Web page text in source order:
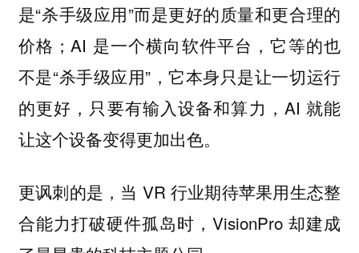
是“杀手级应用”而是更好的质量和更合理的
价格；AI 是一个横向软件平台，它等的也
不是“杀手级应用”，它本身只是让一切运行
的更好，只要有输入设备和算力，AI 就能
让这个设备变得更加出色。
更讽刺的是，当 VR 行业期待苹果用生态整
合能力打破硬件孤岛时，VisionPro 却建成